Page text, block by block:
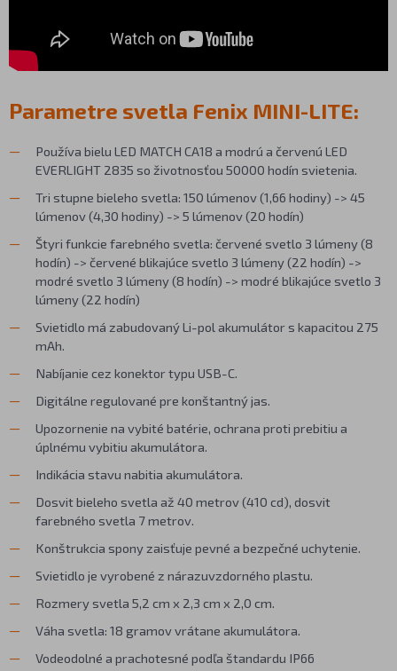
Parametre svetla Fenix MINI-LITE:
Používa bielu LED MATCH CA18 a modrú a červenú LED
EVERLIGHT 2835 so životnosťou 50000 hodín svietenia.
Tri stupne bieleho svetla: 150 lúmenov (1,66 hodiny) -> 45
lúmenov (4,30 hodiny) -> 5 lúmenov (20 hodín)
Štyri funkcie farebného svetla: červené svetlo 3 lúmeny (8
hodín) -> červené blikajúce svetlo 3 lúmeny (22 hodín) ->
modré svetlo 3 lúmeny (8 hodín) -> modré blikajúce svetlo 3
lúmeny (22 hodín)
Svietidlo má zabudovaný Li-pol akumulátor s kapacitou 275
mAh.
Nabíjanie cez konektor typu USB-C.
Digitálne regulované pre konštantný jas.
Upozornenie na vybité batérie, ochrana proti prebitiu a
úplnému vybitiu akumulátora.
Indikácia stavu nabitia akumulátora.
Dosvit bieleho svetla až 40 metrov (410 cd), dosvit
farebného svetla 7 metrov.
Konštrukcia spony zaisťuje pevné a bezpečné uchytenie.
Svietidlo je vyrobené z nárazuvzdorného plastu.
Rozmery svetla 5,2 cm x 2,3 cm x 2,0 cm.
Váha svetla: 18 gramov vrátane akumulátora.
Vodeodolné a prachotesné podľa štandardu IP66